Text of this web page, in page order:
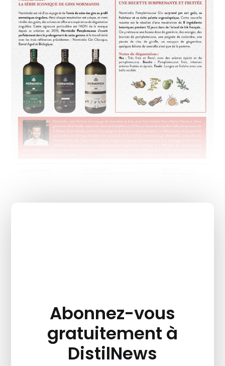
Abonnez-vous
gratuitement à
DistilNews